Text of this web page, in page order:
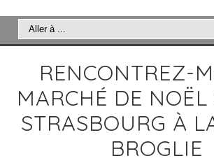
RENCONTREZ-
MARCHÉ DE
STRASBOURG À
BROGLIE